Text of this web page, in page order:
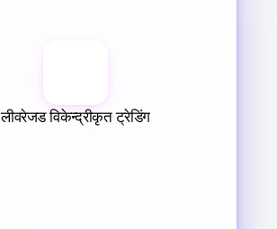
लीवरेजड विकेन्द्रीकृत ट्रेडिंग